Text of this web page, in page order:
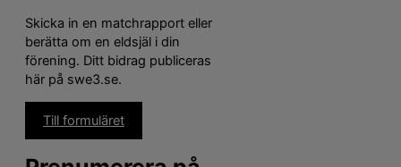
Skicka in en matchrapport eller
berätta om en eldsjäl i din
förening. Ditt bidrag publiceras
här på swe3.se.
Till formuläret